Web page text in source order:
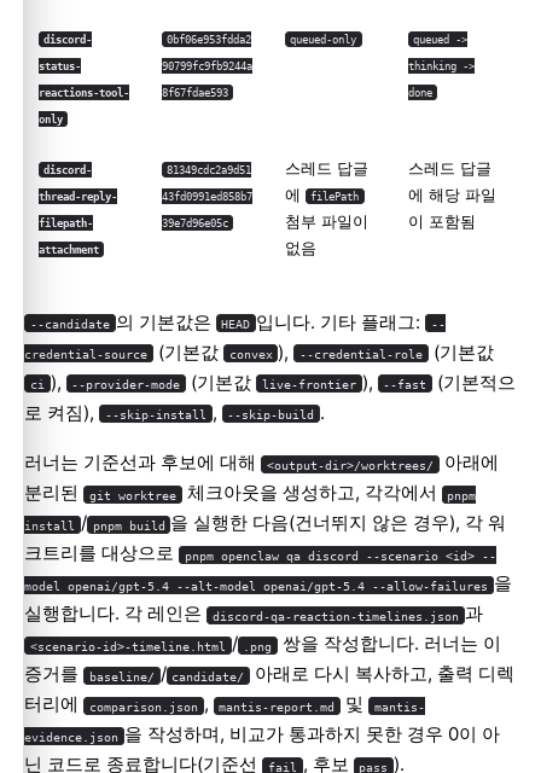
discord-
status-
reactions-tool-
only
0bf06e953fdda2
90799fc9fb9244a
8f67fdae593
queued-only queued ->
thinking ->
done
discord-
thread-reply-
filepath-
attachment
81349cdc2a9d51
43fd0991ed858b7
39e7d96e05c
스레드 답글
에
filePath
첨부 파일이
없음
스레드 답글
에 해당 파일
이 포함됨
--candidate 의 기본값은 HEAD 입니다. 기타 플래그: --
credential-source (기본값 convex ), --credential-role (기본값
ci ), --provider-mode (기본값 live-frontier ), --fast
(기본적으
로 켜짐),
--skip-install , --skip-build .
러너는 기준선과 후보에 대해 <output-dir>/worktrees/ 아래에
분리된
git worktree 체크아웃을 생성하고, 각각에서 pnpm
install / pnpm build 을 실행한 다음(건너뛰지 않은 경우), 각 워
크트리를 대상으로
pnpm openclaw qa discord --scenario <id> --
model openai/gpt-5.4 --alt-model openai/gpt-5.4 --allow-failures 을
실행합니다. 각 레인은
discord-qa-reaction-timelines.json 과
<scenario-id>-timeline.html / .png
쌍을 작성합니다. 러너는 이
증거를
baseline/ / candidate/
아래로 다시 복사하고, 출력 디렉
터리에
comparison.json , mantis-report.md 및 mantis-
evidence.json 을 작성하며, 비교가 통과하지 못한 경우 0이 아
닌 코드로 종료합니다(기준선
fail , 후보 pass ).